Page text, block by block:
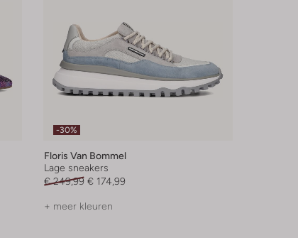
-30%
Floris Van Bommel
Lage sneakers
€ 249,99 € 174,99
+ meer kleuren